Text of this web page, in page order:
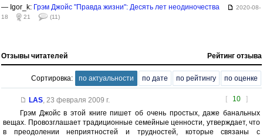
— Igor_k: Грэм Джойс "Правда жизни": Десять лет неодиночества
2020-08-
18
21 (11)
Отзывы читателей Рейтинг отзыва
Сортировка: по актуальности по дате по рейтингу по оценке
[ 10 ]
LAS, 23 февраля 2009 г.
Грэм Джойс в этой книге пишет об очень простых, даже банальных
вещах. Провозглашает традиционные семейные ценности, утверждает, что
в преодолении неприятностей и трудностей, которые связаны с